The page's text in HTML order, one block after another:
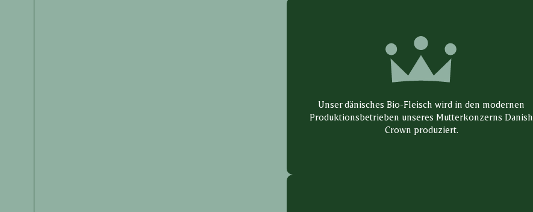
Unser dänisches Bio-Fleisch wird in den modernen
Produktionsbetrieben unseres Mutterkonzerns Danish
Crown produziert.